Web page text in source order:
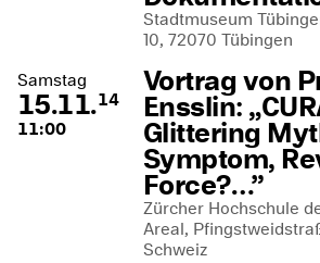
Stadtmuseum
10, 72070 Tübingen
Samstag
15.11.14
11:00
Vortrag von
Ensslin:
Glittering
Symptom,
Force?…”
Zürcher Hochschule
Areal,
Schweiz